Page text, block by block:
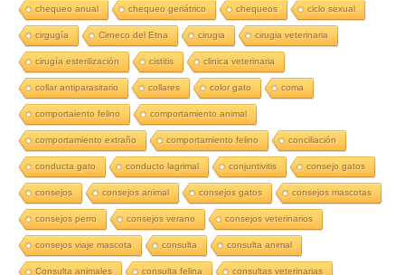
chequeo anual chequeo geriátrico chequeos ciclo sexual
cirgugía Cirneco del Etna cirugia cirugia veterinaria
cirugía esterilización cistitis clinica veterinaria
collar antiparasitario collares color gato coma
comportaiento felino comportamiento animal
comportamiento extraño comportamiento felino conciliación
conducta gato conducto lagrimal conjuntivitis consejo gatos
consejos consejos animal consejos gatos consejos mascotas
consejos perro consejos verano consejos veterinarios
consejos viaje mascota consulta consulta animal
Consulta animales consulta felina consultas veterinarias